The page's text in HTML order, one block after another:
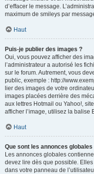
d’effacer le message.
maximum de smileys par
Haut
Puis-je publier des images ?
Oui, vous pouvez afficher des
l’administrateur a autorisé les
sur le forum. Autrement, vous
public, exemple : http://
lier des images de votre
images placées derrière des
aux lettres Hotmail ou Yahoo!,
afficher l’image, utilisez la balise
Haut
Que sont les annonces globales
Les annonces globales
devez lire dès que possible.
dans votre panneau de